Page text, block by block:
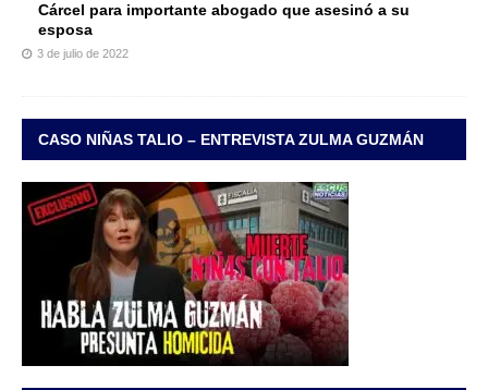
Cárcel para importante abogado que asesinó a su
esposa
3 de julio de 2022
CASO NIÑAS TALIO – ENTREVISTA ZULMA GUZMÁN